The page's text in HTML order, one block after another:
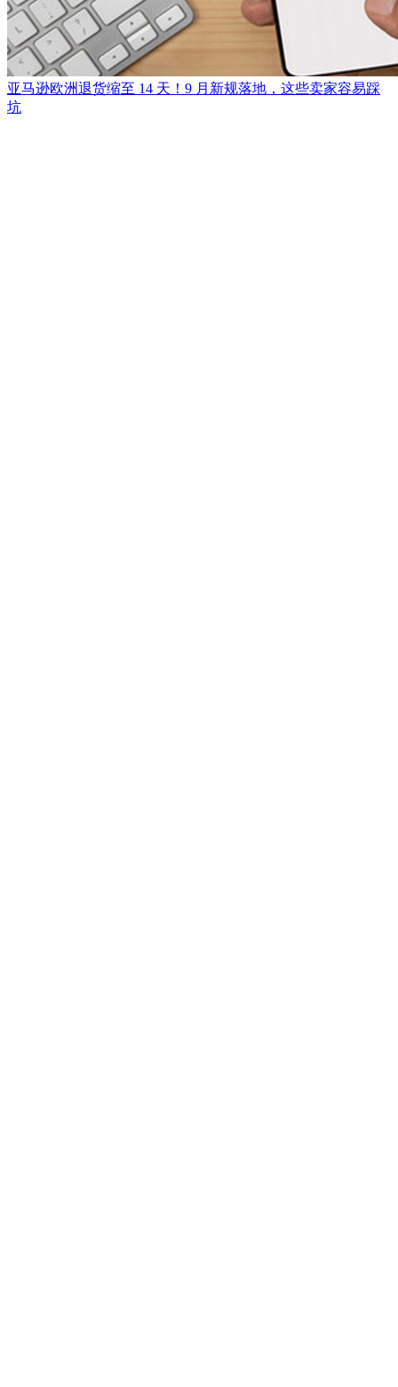
亚马逊欧洲退货缩至 14 天！9 月新规落地，这些卖家容易踩
坑